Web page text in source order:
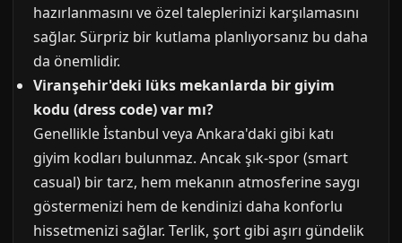
hazırlanmasını ve özel taleplerinizi karşılamasını
sağlar. Sürpriz bir kutlama planlıyorsanız bu daha
da önemlidir.
Viranşehir'deki lüks mekanlarda bir giyim
kodu (dress code) var mı?
Genellikle İstanbul veya Ankara'daki gibi katı
giyim kodları bulunmaz. Ancak şık-spor (smart
casual) bir tarz, hem mekanın atmosferine saygı
göstermenizi hem de kendinizi daha konforlu
hissetmenizi sağlar. Terlik, şort gibi aşırı gündelik